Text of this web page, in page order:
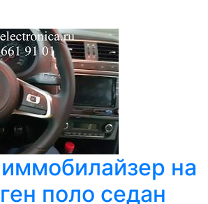
на
поло седан